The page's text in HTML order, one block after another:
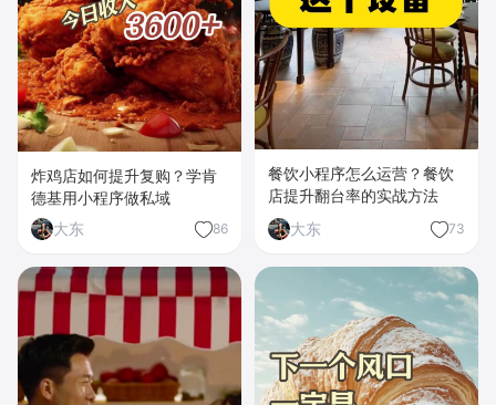
炸鸡店如何提升复购？学肯
德基用小程序做私域
大东
86
餐饮小程序怎么运营？餐饮
店提升翻台率的实战方法
大东
73